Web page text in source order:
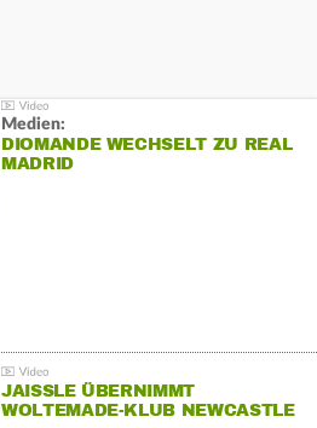
Medien:
DIOMANDE WECHSELT ZU REAL
MADRID
JAISSLE ÜBERNIMMT
WOLTEMADE-KLUB NEWCASTLE